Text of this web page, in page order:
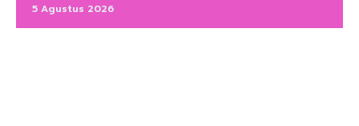
5 Agustus 2026